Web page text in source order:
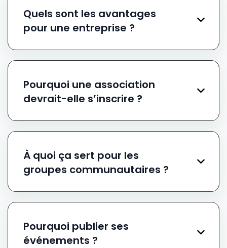
Quels sont les avantages
pour une entreprise ?
Pourquoi une association
devrait-elle s’inscrire ?
À quoi ça sert pour les
groupes communautaires ?
Pourquoi publier ses
événements ?